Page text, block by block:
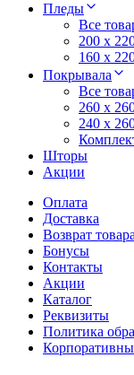
Пледы
Все
200 х
160 х
Покрывала
Все
260 x
240 х
Шторы
Акции
Оплата
Доставка
Возврат товара
Бонусы
Контакты
Акции
Каталог
Реквизиты
Политика